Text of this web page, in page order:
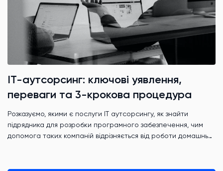
ІТ-аутсорсинг: ключові уявлення,
переваги та 3-крокова процедура
Розказуємо, якими є послуги IT аутсорсингу, як знайти
підрядника для розробки програмного забезпечення, чим
допомога таких компаній відрізняється від роботи домашньої